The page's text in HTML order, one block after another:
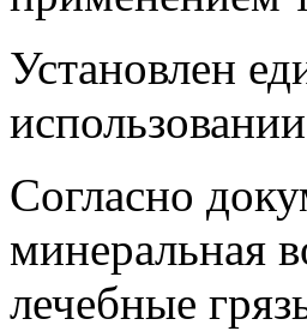
Установлен
Согласно
минеральная
лечебные